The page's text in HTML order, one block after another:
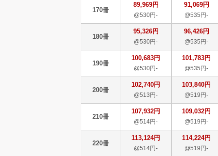
170冊
89,969円
@530円-
91,069円
@535円-
180冊
95,326円
@530円-
96,426円
@535円-
190冊
100,683円
@530円-
101,783円
@535円-
200冊
102,740円
@513円-
103,840円
@519円-
210冊
107,932円
@514円-
109,032円
@519円-
220冊
113,124円
@514円-
114,224円
@519円-